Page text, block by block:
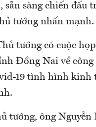
sẵn sàng chiến đấu
tướng nhấn mạnh.
tướng có cuộc
Đồng Nai về công
19 tình hình kinh
tướng, ông Nguyễn